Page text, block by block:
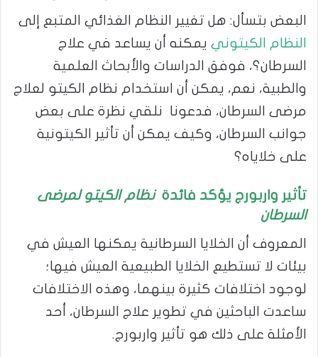
البعض بتسأل: هل تغيير النظام الغذائي المتبع إلى
النظام الكيتوني يمكنه أن يساعد في علاج
السرطان؟، فوفق الدراسات والأبحاث العلمية
والطبية، نعم، يمكن أن استخدام نظام الكيتو لعلاج
مرضى السرطان، فدعونا نلقي نظرة على بعض
جوانب السرطان، وكيف يمكن أن تأثير الكيتونية
على خلاياه؟
تأثير واربورج يؤكد فائدة نظام الكيتو لمرضى
السرطان
المعروف أن الخلايا السرطانية يمكنها العيش في
بيئات لا تستطيع الخلايا الطبيعية العيش فيها؛
لوجود اختلافات كثيرة بينهما، وهذه الاختلافات
ساعدت الباحثين في تطوير علاج السرطان، أحد
الأمثلة على ذلك هو تأثير واربورج.